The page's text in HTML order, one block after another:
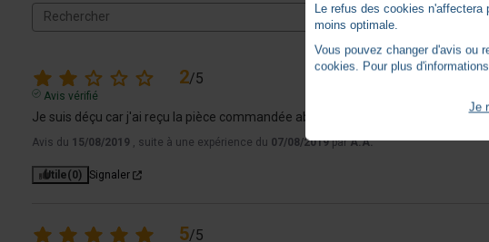
2/5
Avis vérifié
Je suis déçu car j'ai reçu la pièce commandée abîmée. J'ai envoyé un mail
Avis du 15/08/2019 , suite à une expérience du 07/08/2019 parA.A.
Utile(0) Signaler
5/5
Le refus des cookies n'affectera
moins optimale.
Vous pouvez changer d'avis ou
cookies. Pour plus
Je